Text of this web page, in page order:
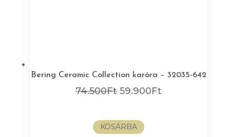
Bering Ceramic Collection karóra – 32035-642
74.500Ft Original
was:
74.500Ft.
59.900FtCurrent
KOSÁRBA